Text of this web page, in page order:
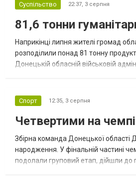
Суспільство 22:37, 3 серпня
81,6 тонни
Наприкінці липня жителі громад
розподілили понад 81 тонну
Донецькій обласній військовій
Спорт 12:35, 3 серпня
Четвертими на
Збірна команда Донецької області
народження. У фінальній частині
подолали груповий етап, дійшли до